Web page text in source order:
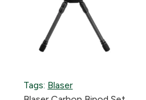
Tags: Blaser